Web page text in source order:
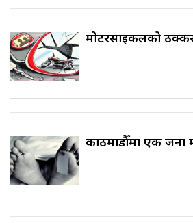
मोटरसाइकलको
काठमाडौँमा एक जना